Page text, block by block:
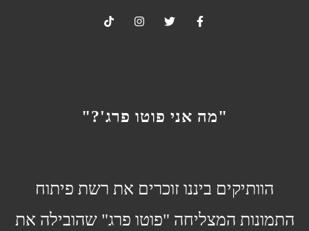
"מה אני פוטו פרג'?"
הוותיקים ביננו זוכרים את רשת פיתוח
התמונות המצליחה "פוטו פרג" שהובילה את